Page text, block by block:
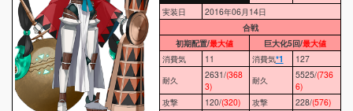
実装日
2016年06月14日
合戦
初期配置/最大値 巨大化5回/最大値
消費気
11 消費気*1
127
耐久
2631/(368
3)
耐久 5525/(736
6)
攻撃
120/(320) 攻撃 228/(576)